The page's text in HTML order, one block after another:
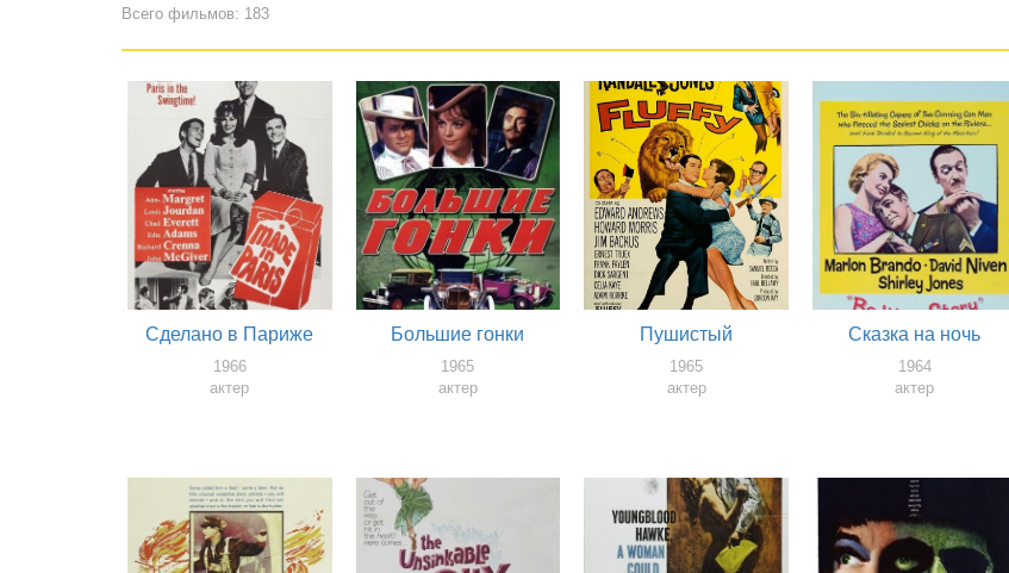
Всего фильмов: 183
Сделано в Париже
1966
актер
Большие гонки
1965
актер
Пушистый
1965
актер
Сказка на ночь
1964
актер